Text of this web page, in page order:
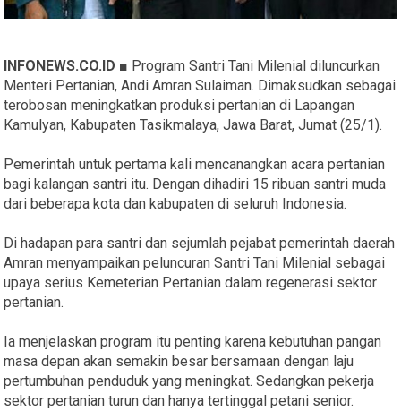
INFONEWS.CO.ID ■ Program Santri Tani Milenial diluncurkan
Menteri Pertanian, Andi Amran Sulaiman. Dimaksudkan sebagai
terobosan meningkatkan produksi pertanian di Lapangan
Kamulyan, Kabupaten Tasikmalaya, Jawa Barat, Jumat (25/1).
Pemerintah untuk pertama kali mencanangkan acara pertanian
bagi kalangan santri itu. Dengan dihadiri 15 ribuan santri muda
dari beberapa kota dan kabupaten di seluruh Indonesia.
Di hadapan para santri dan sejumlah pejabat pemerintah daerah
Amran menyampaikan peluncuran Santri Tani Milenial sebagai
upaya serius Kemeterian Pertanian dalam regenerasi sektor
pertanian.
Ia menjelaskan program itu penting karena kebutuhan pangan
masa depan akan semakin besar bersamaan dengan laju
pertumbuhan penduduk yang meningkat. Sedangkan pekerja
sektor pertanian turun dan hanya tertinggal petani senior.